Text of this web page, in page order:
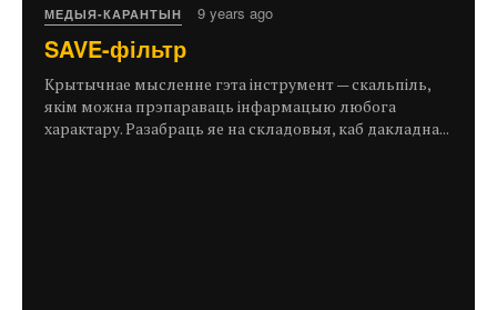
МЕДЫЯ-КАРАНТЫН 9 years ago
SAVE-фільтр
Крытычнае мысленне гэта інструмент — скальпіль,
якім можна прэпараваць інфармацыю любога
характару. Разабраць яе на складовыя, каб дакладна...